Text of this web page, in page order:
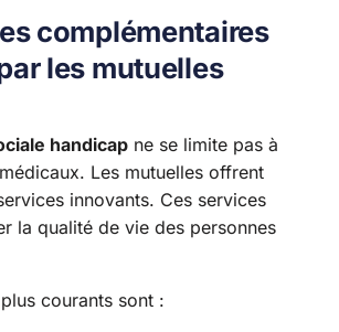
complémentaires
les mutuelles
handicap ne se limite pas à
Les mutuelles offrent
innovants. Ces services
la qualité de vie des personnes
courants sont :